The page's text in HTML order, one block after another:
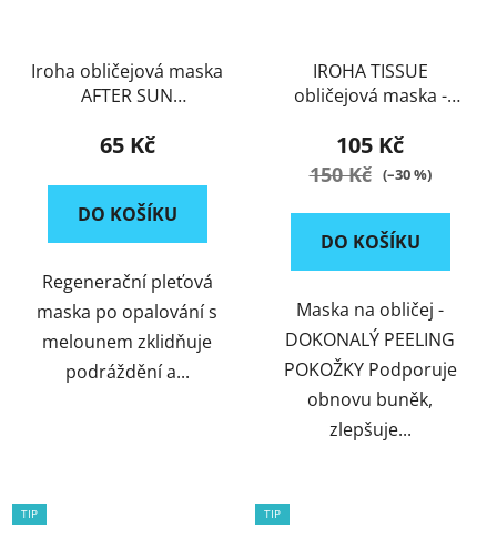
Iroha obličejová maska
AFTER SUN
65 Kč
DO KOŠÍKU
Regenerační pleťová
maska po opalování s
melounem zklidňuje
podráždění a...
IROHA TISSUE
obličejová maska -
CENTELLA
105 Kč
150 Kč (–30 %)
DO KOŠÍKU
Maska na obličej -
DOKONALÝ PEELING
POKOŽKY Podporuje
obnovu buněk,
zlepšuje...
TIP TIP